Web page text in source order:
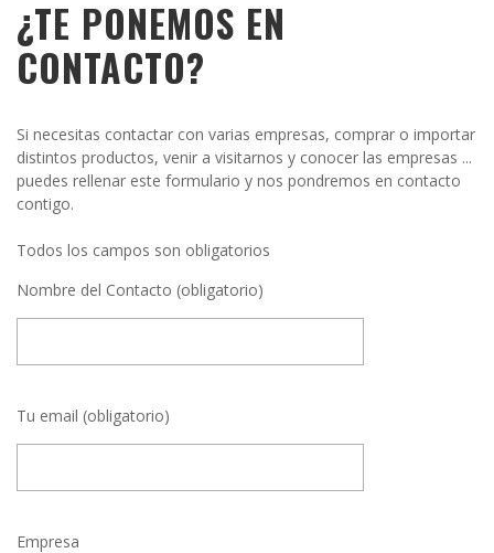
¿TE PONEMOS EN
CONTACTO?
Si necesitas contactar con varias empresas, comprar o importar
distintos productos, venir a visitarnos y conocer las empresas ...
puedes rellenar este formulario y nos pondremos en contacto
contigo.
Todos los campos son obligatorios
Nombre del Contacto (obligatorio)
Tu email (obligatorio)
Empresa